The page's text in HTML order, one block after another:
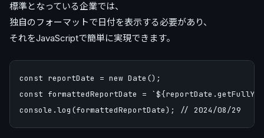
標準となっている企業では、
独自のフォーマットで日付を表示する必要があり、
それをJavaScriptで簡単に実現できます。
const reportDate = new Date();
const formattedReportDate =